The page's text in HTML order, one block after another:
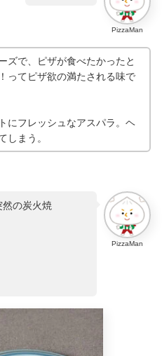
PizzaMan
ズで、ピザが食べたかったと
ってピザ欲の満たされる味で
にフレッシュなアスパラ。ヘ
しまう。
PizzaMan
然の炭火焼